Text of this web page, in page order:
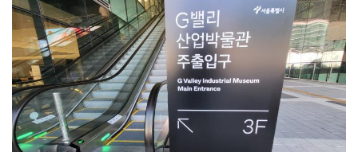
복
사
기 변
경
하
기
변
경
하
기